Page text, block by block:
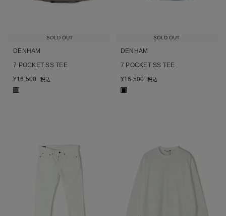
SOLD OUT
DENHAM
7 POCKET SS TEE
¥16,500 税込
■
SOLD OUT
DENHAM
7 POCKET SS TEE
¥16,500 税込
■